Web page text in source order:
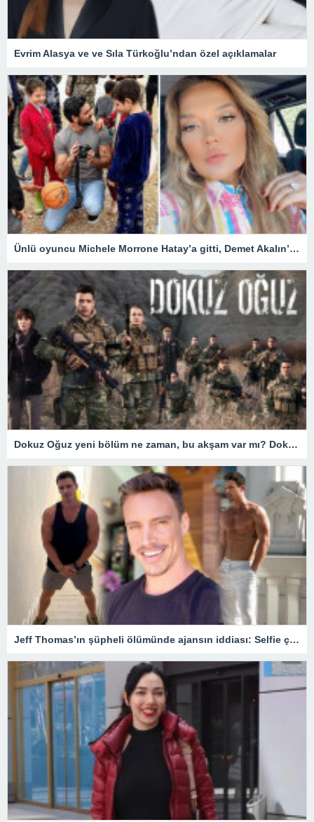
Evrim Alasya ve ve Sıla Türkoğlu’ndan özel açıklamalar
Ünlü oyuncu Michele Morrone Hatay’a gitti, Demet Akalın’dan yorum gecikmedi
Dokuz Oğuz yeni bölüm ne zaman, bu akşam var mı? Dokuz Oğuz hangi gün yayınlanıyor? 18 Mart Fox TV yayın akışı
Jeff Thomas’ın şüpheli ölümünde ajansın iddiası: Selfie çekerken balkondan düştü – Son Dakika Magazin Haberleri